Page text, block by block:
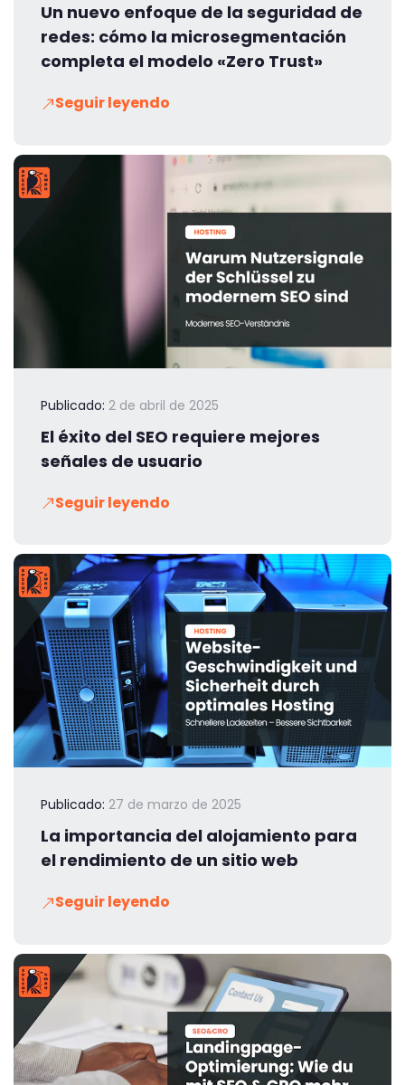
Un nuevo enfoque de la seguridad de
redes: cómo la microsegmentación
completa el modelo «Zero Trust»
Seguir leyendo
Publicado: 2 de abril de 2025
El éxito del SEO requiere mejores
señales de usuario
Seguir leyendo
Publicado: 27 de marzo de 2025
La importancia del alojamiento para
el rendimiento de un sitio web
Seguir leyendo